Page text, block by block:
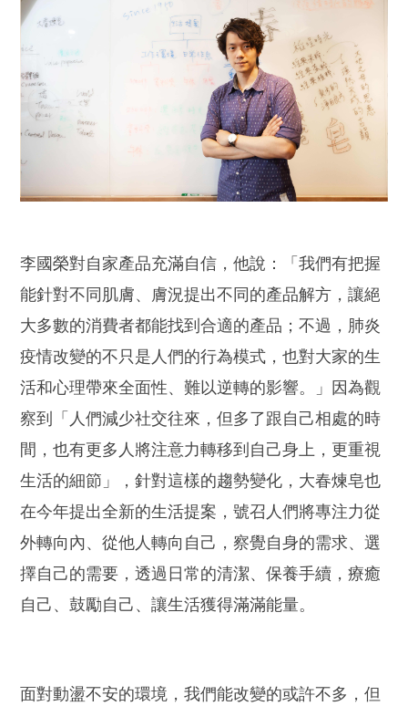
李國榮對自家產品充滿自信，他說：「我們有把握
能針對不同肌膚、膚況提出不同的產品解方，讓絕
大多數的消費者都能找到合適的產品；不過，肺炎
疫情改變的不只是人們的行為模式，也對大家的生
活和心理帶來全面性、難以逆轉的影響。」因為觀
察到「人們減少社交往來，但多了跟自己相處的時
間，也有更多人將注意力轉移到自己身上，更重視
生活的細節」，針對這樣的趨勢變化，大春煉皂也
在今年提出全新的生活提案，號召人們將專注力從
外轉向內、從他人轉向自己，察覺自身的需求、選
擇自己的需要，透過日常的清潔、保養手續，療癒
自己、鼓勵自己、讓生活獲得滿滿能量。
面對動盪不安的環境，我們能改變的或許不多，但